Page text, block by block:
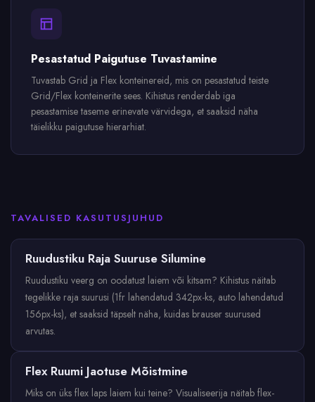
Pesastatud Paigutuse Tuvastamine
Tuvastab Grid ja Flex konteinereid, mis on pesastatud teiste
Grid/Flex konteinerite sees. Kihistus renderdab iga
pesastamise taseme erinevate värvidega, et saaksid näha
täielikku paigutuse hierarhiat.
TAVALISED KASUTUSJUHUD
Ruudustiku Raja Suuruse Silumine
Ruudustiku veerg on oodatust laiem või kitsam? Kihistus näitab
tegelikke raja suurusi (1fr lahendatud 342px-ks, auto lahendatud
156px-ks), et saaksid täpselt näha, kuidas brauser suurused
arvutas.
Flex Ruumi Jaotuse Mõistmine
Miks on üks flex laps laiem kui teine? Visualiseerija näitab flex-